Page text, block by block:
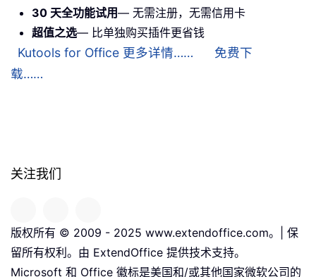
30 天全功能试用— 无需注册，无需信用卡
超值之选— 比单独购买插件更省钱
Kutools for Office 更多详情……
免费下
载……
关注我们
版权所有 © 2009 - 2025 www.extendoffice.com。| 保
留所有权利。由 ExtendOffice 提供技术支持。
Microsoft 和 Office 徽标是美国和/或其他国家微软公司的